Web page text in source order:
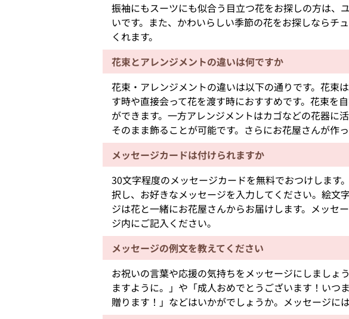
振袖にもスーツにも似合う目立つ花をお探しの方は、
いです。また、かわいらしい季節の花をお探しならチ
くれます。
花束とアレンジメントの違いは何ですか
花束・アレンジメントの違いは以下の通りです。花束
す時や直接会って花を渡す時におすすめです。花束を
ができます。一方アレンジメントはカゴなどの花器に
そのまま飾ることが可能です。さらにお花屋さんが作
メッセージカードは付けられますか
30文字程度のメッセージカードを無料でおつけしま
択し、お好きなメッセージを入力してください。絵文
ジは花と一緒にお花屋さんからお届けします。メッセ
ジ内にご記入ください。
メッセージの例文を教えてください
お祝いの言葉や応援の気持ちをメッセージにしましょ
ますように。」や「成人おめでとうございます！い
贈ります！」などはいかがでしょうか。メッセージに